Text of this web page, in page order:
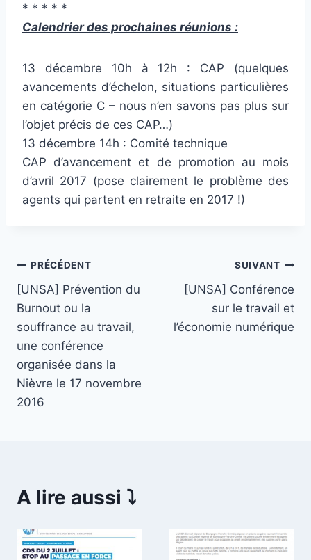
* * * * *
Calendrier des prochaines réunions :
13 décembre 10h à 12h : CAP (quelques
avancements d’échelon, situations particulières
en catégorie C – nous n’en savons pas plus sur
l’objet précis de ces CAP…)
13 décembre 14h : Comité technique
CAP d’avancement et de promotion au mois
d’avril 2017 (pose clairement le problème des
agents qui partent en retraite en 2017 !)
Navigation
de
l’article
PRÉCÉDENT
[UNSA] Prévention du
Burnout ou la
souffrance au travail,
une conférence
organisée dans la
Nièvre le 17 novembre
2016
SUIVANT
[UNSA] Conférence
sur le travail et
l’économie numérique
A lire aussi ⤵️